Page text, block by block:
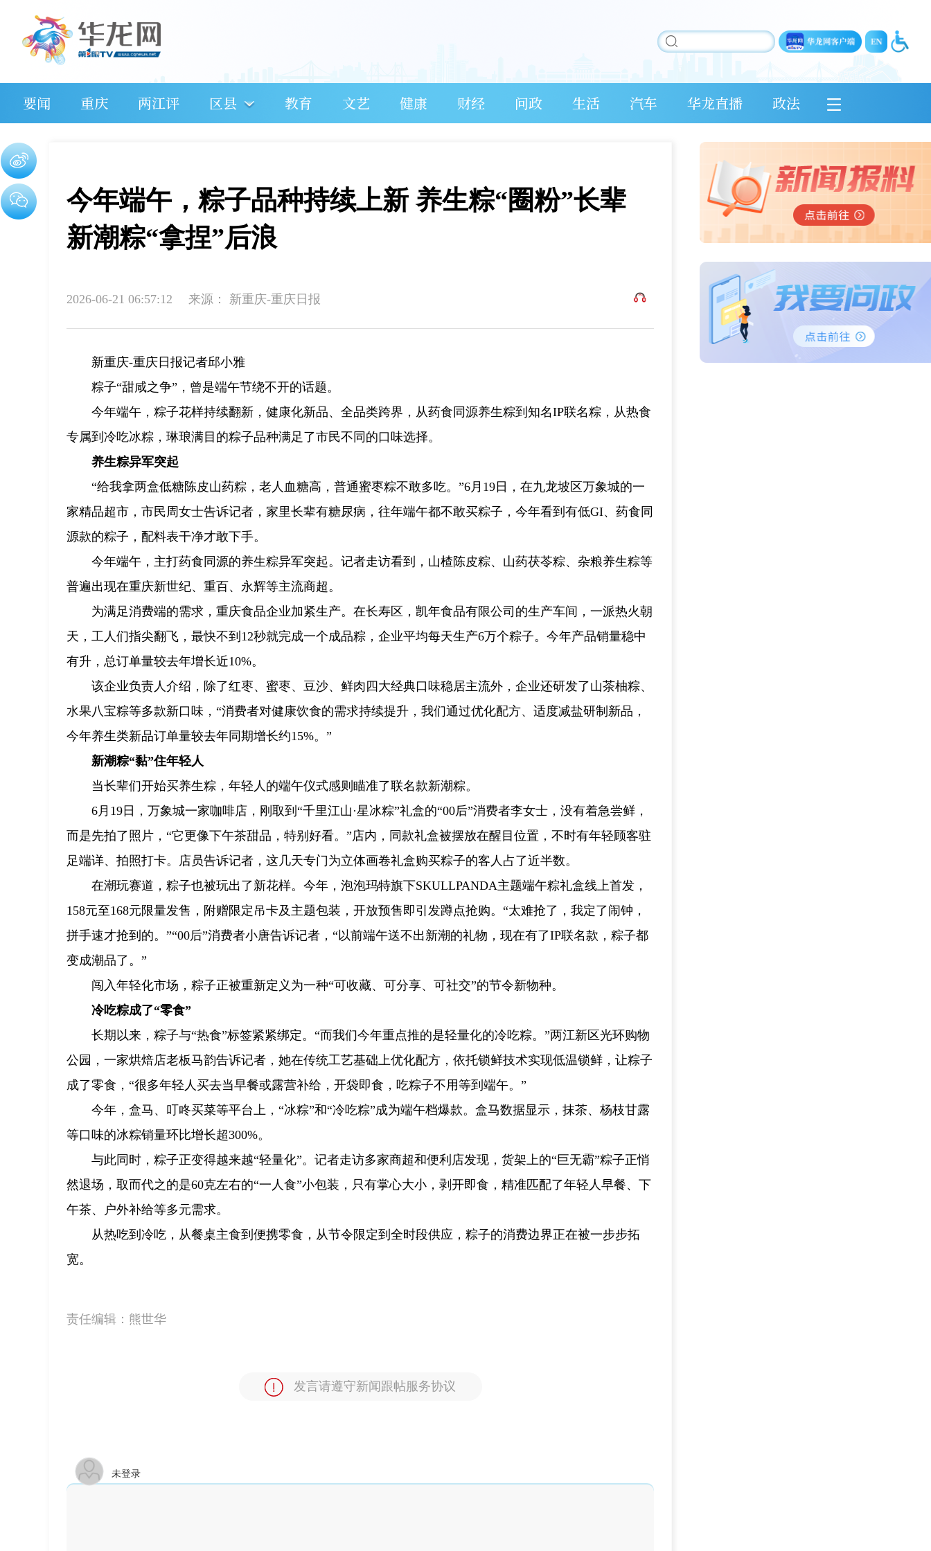
要闻 重庆 两江评 区县 教育 文艺 健康 财经 问政 生活 汽车 华龙直播 政法
今年端午，粽子品种持续上新 养生粽“圈粉”长辈
新潮粽“拿捏”后浪
2026-06-21 06:57:12 来源： 新重庆-重庆日报
新重庆-重庆日报记者邱小雅
粽子“甜咸之争”，曾是端午节绕不开的话题。
今年端午，粽子花样持续翻新，健康化新品、全品类跨界，从药食同源养生粽到知名IP联名粽，从热食
专属到冷吃冰粽，琳琅满目的粽子品种满足了市民不同的口味选择。
养生粽异军突起
“给我拿两盒低糖陈皮山药粽，老人血糖高，普通蜜枣粽不敢多吃。”6月19日，在九龙坡区万象城的一
家精品超市，市民周女士告诉记者，家里长辈有糖尿病，往年端午都不敢买粽子，今年看到有低GI、药食同
源款的粽子，配料表干净才敢下手。
今年端午，主打药食同源的养生粽异军突起。记者走访看到，山楂陈皮粽、山药茯苓粽、杂粮养生粽等
普遍出现在重庆新世纪、重百、永辉等主流商超。
为满足消费端的需求，重庆食品企业加紧生产。在长寿区，凯年食品有限公司的生产车间，一派热火朝
天，工人们指尖翻飞，最快不到12秒就完成一个成品粽，企业平均每天生产6万个粽子。今年产品销量稳中
有升，总订单量较去年增长近10%。
该企业负责人介绍，除了红枣、蜜枣、豆沙、鲜肉四大经典口味稳居主流外，企业还研发了山茶柚粽、
水果八宝粽等多款新口味，“消费者对健康饮食的需求持续提升，我们通过优化配方、适度减盐研制新品，
今年养生类新品订单量较去年同期增长约15%。”
新潮粽“黏”住年轻人
当长辈们开始买养生粽，年轻人的端午仪式感则瞄准了联名款新潮粽。
6月19日，万象城一家咖啡店，刚取到“千里江山·星冰粽”礼盒的“00后”消费者李女士，没有着急尝鲜，
而是先拍了照片，“它更像下午茶甜品，特别好看。”店内，同款礼盒被摆放在醒目位置，不时有年轻顾客驻
足端详、拍照打卡。店员告诉记者，这几天专门为立体画卷礼盒购买粽子的客人占了近半数。
在潮玩赛道，粽子也被玩出了新花样。今年，泡泡玛特旗下SKULLPANDA主题端午粽礼盒线上首发，
158元至168元限量发售，附赠限定吊卡及主题包装，开放预售即引发蹲点抢购。“太难抢了，我定了闹钟，
拼手速才抢到的。”“00后”消费者小唐告诉记者，“以前端午送不出新潮的礼物，现在有了IP联名款，粽子都
变成潮品了。”
闯入年轻化市场，粽子正被重新定义为一种“可收藏、可分享、可社交”的节令新物种。
冷吃粽成了“零食”
长期以来，粽子与“热食”标签紧紧绑定。“而我们今年重点推的是轻量化的冷吃粽。”两江新区光环购物
公园，一家烘焙店老板马韵告诉记者，她在传统工艺基础上优化配方，依托锁鲜技术实现低温锁鲜，让粽子
成了零食，“很多年轻人买去当早餐或露营补给，开袋即食，吃粽子不用等到端午。”
今年，盒马、叮咚买菜等平台上，“冰粽”和“冷吃粽”成为端午档爆款。盒马数据显示，抹茶、杨枝甘露
等口味的冰粽销量环比增长超300%。
与此同时，粽子正变得越来越“轻量化”。记者走访多家商超和便利店发现，货架上的“巨无霸”粽子正悄
然退场，取而代之的是60克左右的“一人食”小包装，只有掌心大小，剥开即食，精准匹配了年轻人早餐、下
午茶、户外补给等多元需求。
从热吃到冷吃，从餐桌主食到便携零食，从节令限定到全时段供应，粽子的消费边界正在被一步步拓
宽。
责任编辑： 熊世华
发言请遵守新闻跟帖服务协议
未登录